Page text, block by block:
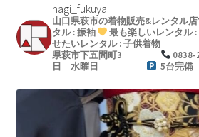
hagi_fukuya
山口県萩市の着物販売&レンタル店
タル : 振袖
最も楽しいレンタル
せたいレンタル : 子供着物
県萩市下五間町3
0838-
日 水曜日
5台完備